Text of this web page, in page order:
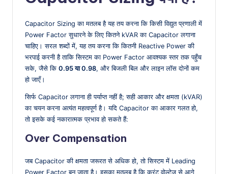
Capacitor Sizing का मतलब है यह तय करना कि किसी विद्युत प्रणाली में
Power Factor सुधारने के लिए कितने kVAR का Capacitor लगाना
चाहिए। सरल शब्दों में, यह तय करना कि कितनी Reactive Power की
भरपाई करनी है ताकि सिस्टम का Power Factor आवश्यक स्तर तक पहुँच
सके, जैसे कि 0.95 या 0.98, और बिजली बिल और लाइन लॉस दोनों कम
हो जाएँ।
सिर्फ Capacitor लगाना ही पर्याप्त नहीं है; सही आकार और क्षमता (kVAR)
का चयन करना अत्यंत महत्वपूर्ण है। यदि Capacitor का आकार गलत हो,
तो इसके कई नकारात्मक प्रभाव हो सकते हैं:
Over Compensation
जब Capacitor की क्षमता जरूरत से अधिक हो, तो सिस्टम में Leading
Power Factor बन जाता है। इसका मतलब है कि करंट वोल्टेज से आगे